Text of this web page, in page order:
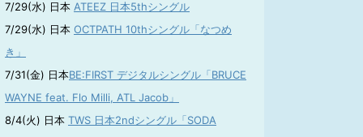
7/29(水) 日本 ATEEZ 日本5thシングル
7/29(水) 日本 OCTPATH 10thシングル「なつめ
き」
7/31(金) 日本BE:FIRST デジタルシングル「BRUCE
WAYNE feat. Flo Milli, ATL Jacob」
8/4(火) 日本 TWS 日本2ndシングル「SODA